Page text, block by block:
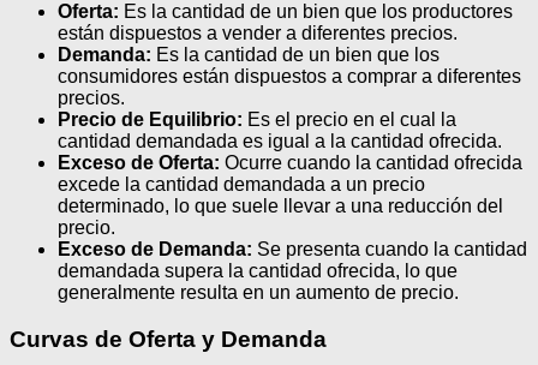
Oferta: Es la cantidad de un bien que los productores
están dispuestos a vender a diferentes precios.
Demanda: Es la cantidad de un bien que los
consumidores están dispuestos a comprar a diferentes
precios.
Precio de Equilibrio: Es el precio en el cual la
cantidad demandada es igual a la cantidad ofrecida.
Exceso de Oferta: Ocurre cuando la cantidad ofrecida
excede la cantidad demandada a un precio
determinado, lo que suele llevar a una reducción del
precio.
Exceso de Demanda: Se presenta cuando la cantidad
demandada supera la cantidad ofrecida, lo que
generalmente resulta en un aumento de precio.
Curvas de Oferta y Demanda